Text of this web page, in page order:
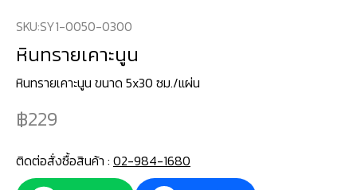
SKU:SY1-0050-0300
หินทรายเคาะนูน
หินทรายเคาะนูน ขนาด 5x30 ซม./แผ่น
229
ติดต่อสั่งซื้อสินค้า : 02-984-1680